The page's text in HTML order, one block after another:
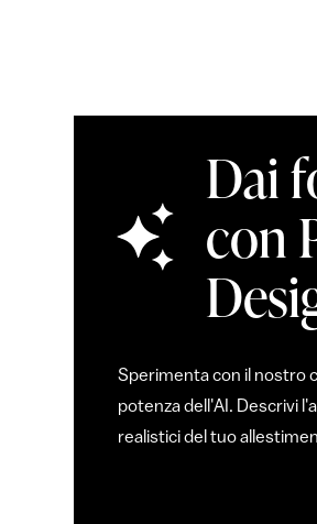
Dai
con
Sperimenta con il nostro
potenza dell'AI. Descrivi
realistici del tuo